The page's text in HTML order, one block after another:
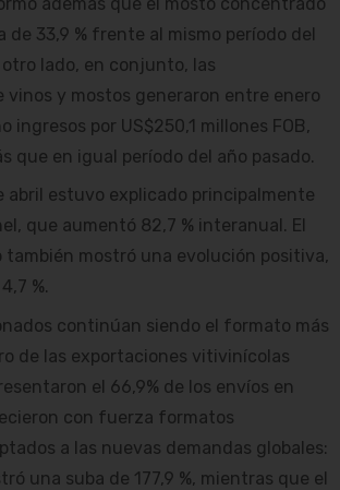
de 33,9 % frente al mismo período del
lado, en conjunto, las
vinos y mostos generaron entre enero
ingresos por US$250,1 millones FOB,
que en igual período del año pasado.
abril estuvo explicado principalmente
que aumentó 82,7 % interanual. El
mostró una evolución positiva,
%.
continúan siendo el formato más
de las exportaciones vitivinícolas
el 66,9% de los envíos en
con fuerza formatos
a las nuevas demandas globales:
una suba de 177,9 %, mientras que el